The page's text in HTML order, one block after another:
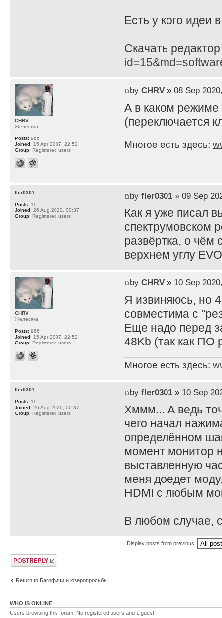
Есть у кого идеи
Скачать
by CHRV» 08 Sep
А в каком режиме
(переключается
Многое есть здесь:
CHRV
Желесяка
Posts: 966
Joined: 15 Apr 2007, 22:52
Group: Registered users
by fler0301» 09 Sep
Как я уже писал
спектрумовском
развёртка, о чём
верхнем углу
fler0301
Posts: 11
Joined: 26 Aug 2020, 00:37
Group: Registered users
by CHRV» 10 Sep
Я извиняюсь, но
совместима с
Еще надо перед
48Kb (так как ПО
Многое есть здесь:
CHRV
Желесяка
Posts: 966
Joined: 15 Apr 2007, 22:52
Group: Registered users
by fler0301» 10 Sep
Хммм... А ведь
чего начал
определённом
момент монитор
выставленную
меня доедет
HDMI с любым
В любом случае,
fler0301
Posts: 11
Joined: 26 Aug 2020, 00:37
Group: Registered users
Display posts from previous:
Post a reply
Return to Багофичи и юзеропросьбы
WHO IS ONLINE
Users browsing this forum: No registered users and 1 guest